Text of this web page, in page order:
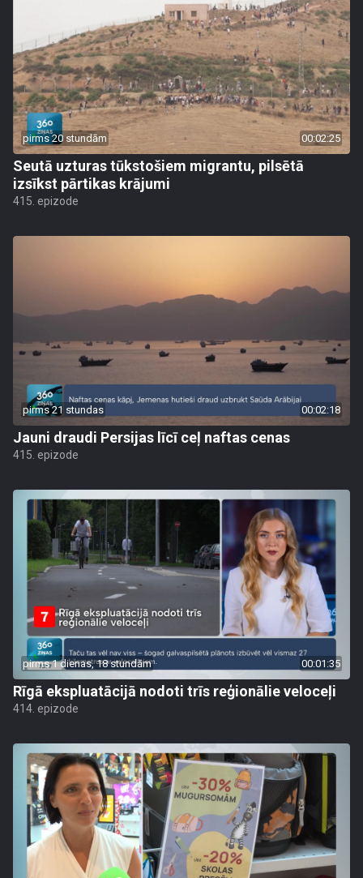
pirms 20 stundām 00:02:25
Seutā uzturas tūkstošiem migrantu, pilsētā
izsīkst pārtikas krājumi
415. epizode
pirms 21 stundas 00:02:18
Jauni draudi Persijas līcī ceļ naftas cenas
415. epizode
pirms 1 dienas, 18 stundām 00:01:35
Rīgā ekspluatācijā nodoti trīs reģionālie veloceļi
414. epizode